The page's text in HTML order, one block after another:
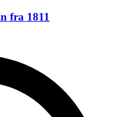
fra 1811